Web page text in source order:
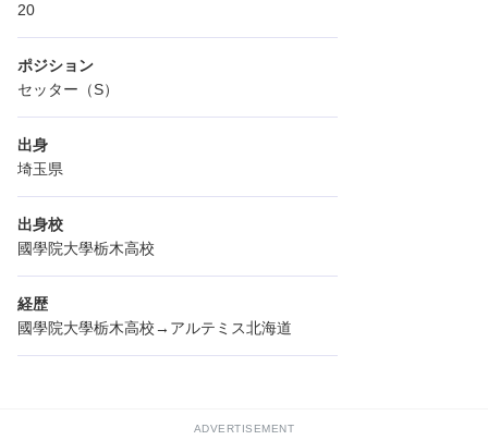
20
ポジション
セッター（S）
出身
埼玉県
出身校
國學院大學栃木高校
経歴
國學院大學栃木高校→アルテミス北海道
ADVERTISEMENT